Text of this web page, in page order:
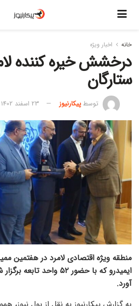
خانه اخبار ویژه
درخشش خیره کننده
ستارگان
توسطپیکارنیوز 23 اسفند 1402
ایمیدرو که با حضور ۵۲ واحد
آورد.